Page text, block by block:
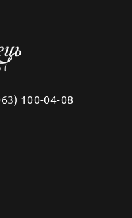
100-04-08